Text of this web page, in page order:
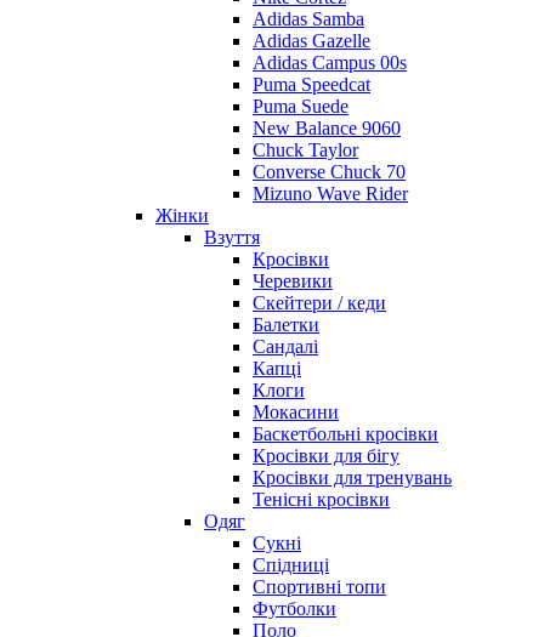
Adidas Samba
Adidas Gazelle
Adidas Campus 00s
Puma Speedcat
Puma Suede
New Balance 9060
Chuck Taylor
Converse Chuck 70
Mizuno Wave Rider
Жінки
Взуття
Кросівки
Черевики
Скейтери / кеди
Балетки
Сандалі
Капці
Клоги
Мокасини
Баскетбольні кросівки
Кросівки для бігу
Кросівки для тренувань
Тенісні кросівки
Одяг
Сукні
Спідниці
Спортивні топи
Футболки
Поло